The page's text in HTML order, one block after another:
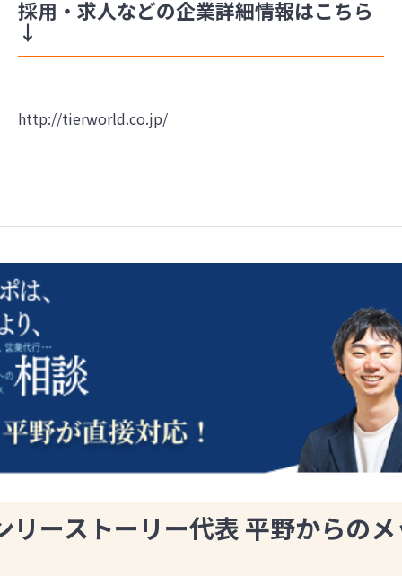
採用・求人などの企業詳細情報はこちら
↓
http://tierworld.co.jp/
リーストーリー代表 平野からの